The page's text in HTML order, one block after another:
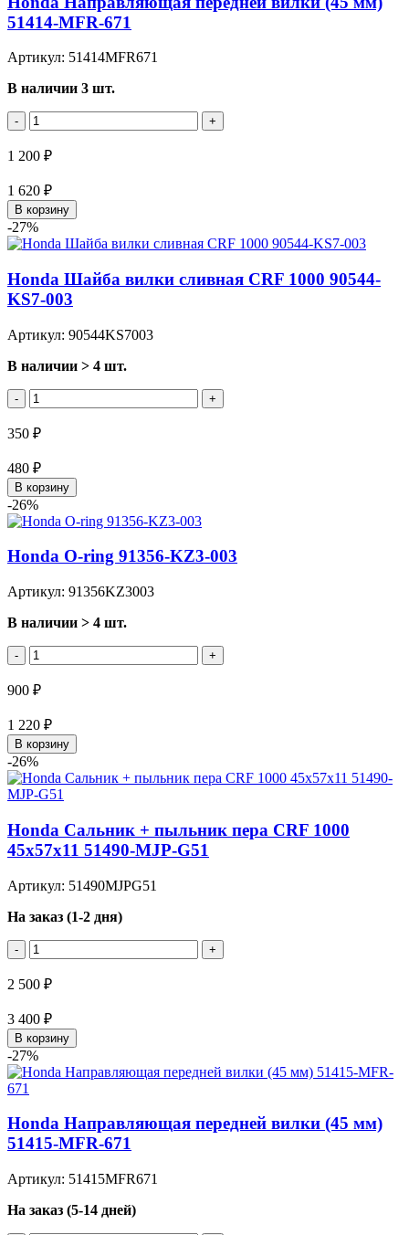
51414-MFR-671
Артикул: 51414MFR671
В наличии 3 шт.
- +
1 200 ₽
1 620 ₽
В корзину
-27%
Honda Шайба вилки сливная CRF 1000 90544-
KS7-003
Артикул: 90544KS7003
В наличии > 4 шт.
- +
350 ₽
480 ₽
В корзину
-26%
Honda O-ring 91356-KZ3-003
Артикул: 91356KZ3003
В наличии > 4 шт.
- +
900 ₽
1 220 ₽
В корзину
-26%
Honda Сальник + пыльник пера CRF 1000
45х57х11 51490-MJP-G51
Артикул: 51490MJPG51
На заказ (1-2 дня)
- +
2 500 ₽
3 400 ₽
В корзину
-27%
Honda Направляющая передней вилки (45 мм)
51415-MFR-671
Артикул: 51415MFR671
На заказ (5-14 дней)